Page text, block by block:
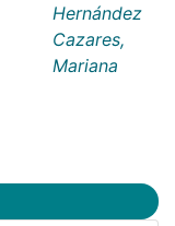
Hernández
Cazares,
Mariana